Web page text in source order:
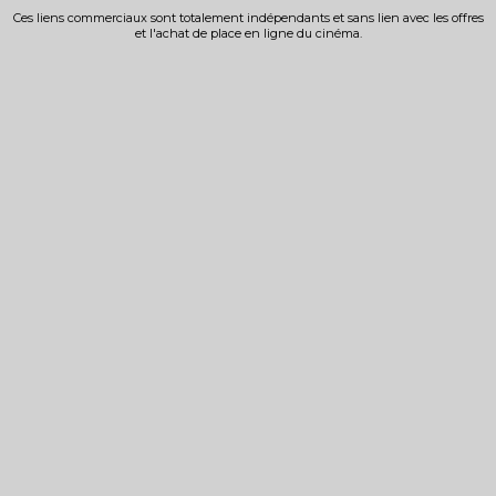
Ces liens commerciaux sont totalement indépendants et sans lien avec les offres
et l'achat de place en ligne du cinéma.